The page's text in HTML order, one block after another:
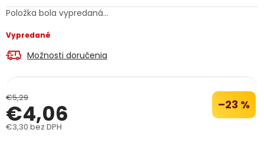
Kontakty
Obchodné podmienky Reklamačný poriadok
Položka bola vypredaná…
Vypredané
Možnosti doručenia
€5,29 –23 %
€4,06
€3,30 bez DPH